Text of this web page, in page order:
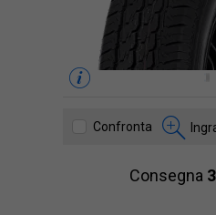
Confronta
Consegna